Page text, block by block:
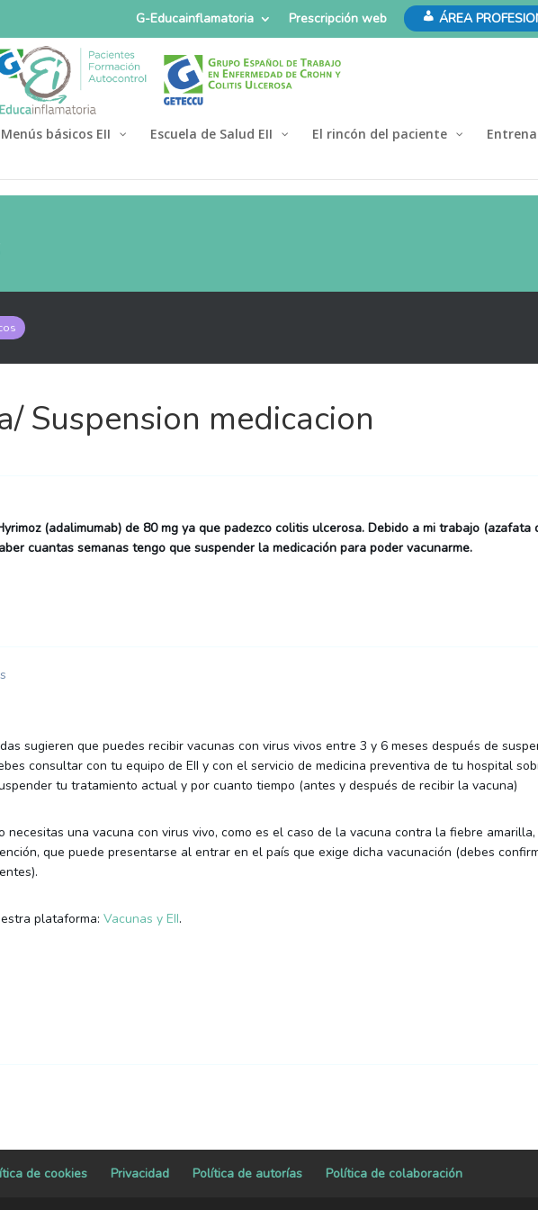
G-Educainflamatoria Prescripción web ÁREA
Menús básicos EII Escuela de Salud EII El rincón del paciente
Suspension medicacion
(adalimumab) de 80 mg ya que padezco colitis ulcerosa. Debido a mi trabajo (azafata
cuantas semanas tengo que suspender la medicación para poder vacunarme.
sugieren que puedes recibir vacunas con virus vivos entre 3 y 6 meses después de
consultar con tu equipo de EII y con el servicio de medicina preventiva de tu hospital
tu tratamiento actual y por cuanto tiempo (antes y después de recibir la vacuna)
necesitas una vacuna con virus vivo, como es el caso de la vacuna contra la fiebre
que puede presentarse al entrar en el país que exige dicha vacunación (debes
plataforma: Vacunas y EII.
de cookies Privacidad Política de autorías Política de colaboración